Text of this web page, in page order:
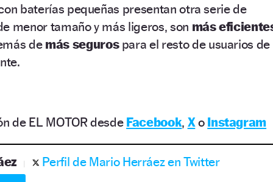
baterías pequeñas presentan otra serie de
menor tamaño y más ligeros, son más
de más segurospara el resto de usuarios de
de EL MOTOR desde Facebook, Xo Instagram
Perfil de Mario Herráez en Twitter